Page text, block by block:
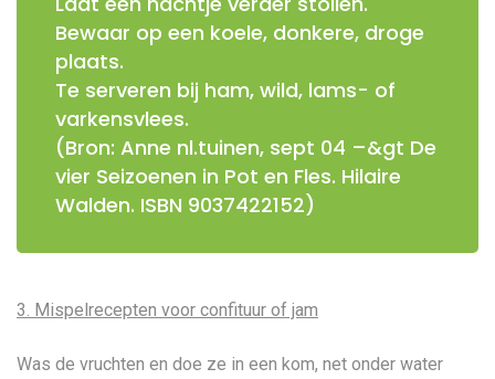
Bewaar op een koele, donkere, droge
plaats.
Te serveren bij ham, wild, lams- of
varkensvlees.
(Bron: Anne nl.tuinen, sept 04 –&gt De
vier Seizoenen in Pot en Fles. Hilaire
Walden. ISBN 9037422152)
3. Mispelrecepten voor confituur of jam
Was de vruchten en doe ze in een kom, net onder water